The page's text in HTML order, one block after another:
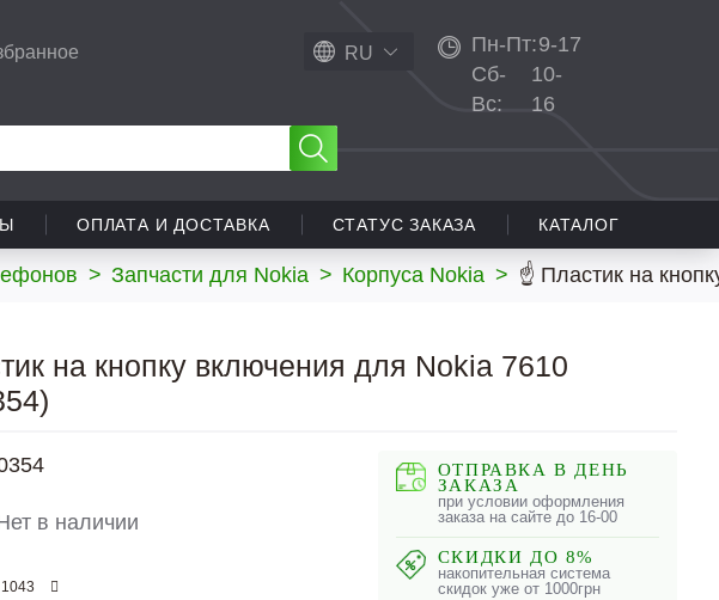
RU Пн-Пт:9-17
Сб-
Вс:
10-
16
ОПЛАТА И ДОСТАВКА СТАТУС ЗАКАЗА КАТАЛОГ
> Запчасти для Nokia > Корпуса Nokia > ☝ Пластик на
на кнопку включения для Nokia 7610
в наличии
1043
ОТПРАВКА В ДЕНЬ
ЗАКАЗА
при условии оформления
заказа на сайте до 16-00
СКИДКИ ДО 8%
накопительная система
скидок уже от 1000грн